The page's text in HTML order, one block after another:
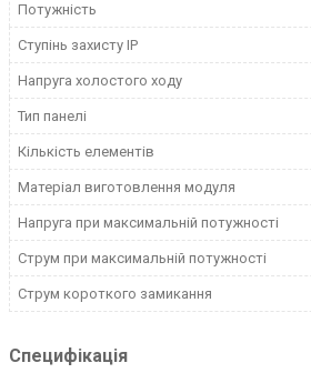
Потужність
Ступінь захисту IP
Напруга холостого ходу
Тип панелі
Кількість елементів
Матеріал виготовлення модуля
Напруга при максимальній потужності
Струм при максимальній потужності
Струм короткого замикання
Специфікація